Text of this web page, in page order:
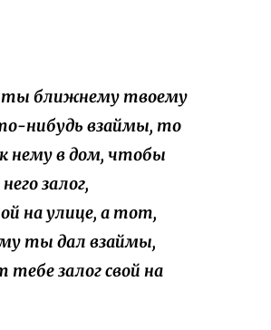
ты ближнему твоему
нибудь взаймы, то
к нему в дом, чтобы
залог,
на улице, а тот,
ты дал взаймы,
тебе залог свой на